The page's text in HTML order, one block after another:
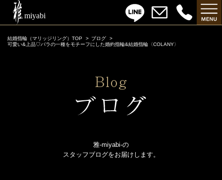
結婚指輪（マリッジリング）TOP
ブログ
可愛い&上品♡バラの一種をモチーフにした婚約指輪&結婚指輪〈COLANY〉
雅-miyabi-の
スタッフブログをお届けします。